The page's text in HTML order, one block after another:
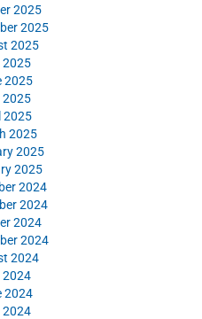
2025
2025
2025
2025
2025
2025
2025
2025
2025
2025
2024
2024
2024
2024
2024
2024
2024
2024